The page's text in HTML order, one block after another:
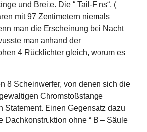
und Breite. Die “ Tail-Fins“, (
mit 97 Zentimetern niemals
man die Erscheinung bei Nacht
man anhand der
4 Rücklichter gleich, worum es
8 Scheinwerfer, von denen sich die
Chromstoßstange
Statement. Einen Gegensatz dazu
Dachkonstruktion ohne “ B – Säule